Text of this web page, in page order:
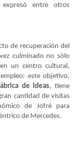
entre otros
de recuperación del
culminado no sólo
un centro cultural,
este objetivo,
de Ideas, tiene
cantidad de visitas
de Jofré para
de Mercedes.